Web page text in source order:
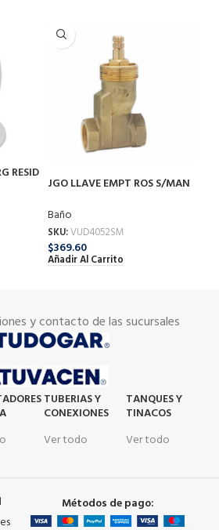
RESID
JGO LLAVE EMPT ROS S/MAN
Baño
SKU:VUD4052SM
$369.60
Añadir Al Carrito
y contacto de las sucursales
TUBERIAS Y
CONEXIONES
Ver todo
TANQUES Y
TINACOS
Ver todo
Métodos de pago: